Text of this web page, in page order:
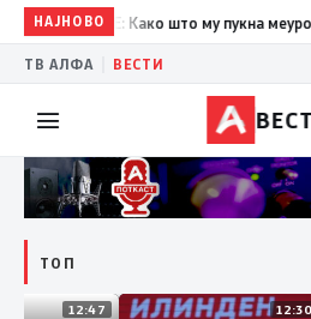
НАЈНОВО
ДПМНЕ: Како што му пукна меурот од
ТВ АЛФА ВЕСТИ
ТОП
12:47